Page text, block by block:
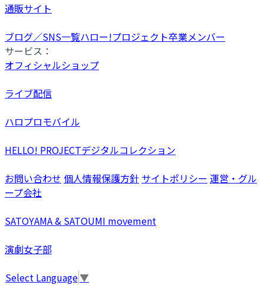
通販サイト
ブログ／SNS一覧ハロー!プロジェクト卒業メンバー
サービス：
オフィシャルショップ
ライブ配信
ハロプロモバイル
HELLO! PROJECTデジタルコレクション
お問い合わせ 個人情報保護方針 サイトポリシー 運営・グル
ープ会社
SATOYAMA & SATOUMI movement
演劇女子部
Select Language▼